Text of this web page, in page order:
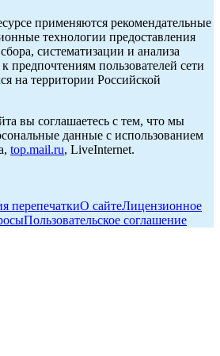
применяются рекомендательные
технологии предоставления
систематизации и анализа
предпочтениям пользователей сети
на территории Российской
вы соглашаетесь с тем, что мы
данные с использованием
top.mail.ru, LiveInternet.
перепечаткиО сайтеЛицензионное
Пользовательское соглашение